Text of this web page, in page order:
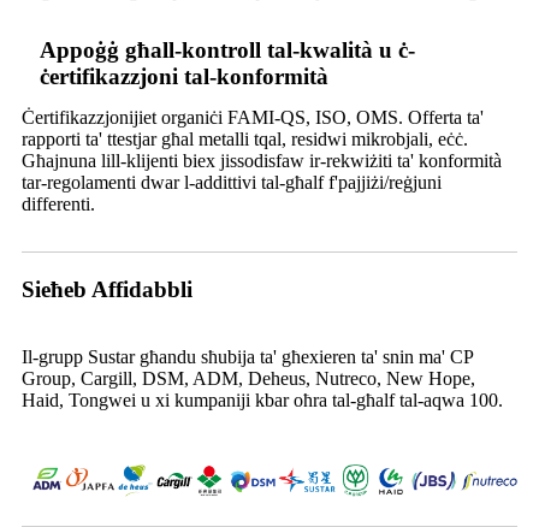
Appoġġ għall-kontroll tal-kwalità u ċ-
ċertifikazzjoni tal-konformità
Ċertifikazzjonijiet organiċi FAMI-QS, ISO, OMS. Offerta ta'
rapporti ta' ttestjar għal metalli tqal, residwi mikrobjali, eċċ.
Għajnuna lill-klijenti biex jissodisfaw ir-rekwiżiti ta' konformità
tar-regolamenti dwar l-addittivi tal-għalf f'pajjiżi/reġjuni
differenti.
Sieħeb Affidabbli
Il-grupp Sustar għandu sħubija ta' għexieren ta' snin ma' CP
Group, Cargill, DSM, ADM, Deheus, Nutreco, New Hope,
Haid, Tongwei u xi kumpaniji kbar oħra tal-għalf tal-aqwa 100.